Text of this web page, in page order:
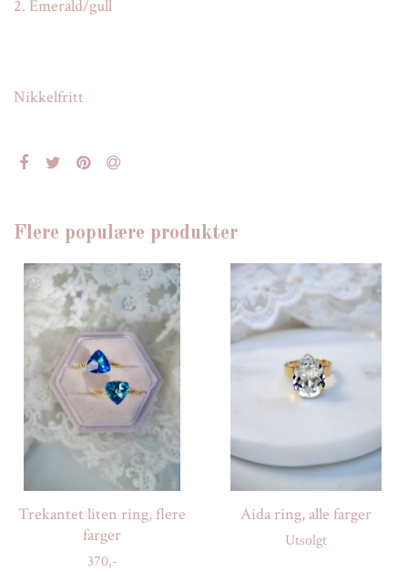
2. Emerald/gull
Nikkelfritt
Flere populære produkter
Trekantet liten ring, flere
farger
370,-
Aida ring, alle farger
Utsolgt